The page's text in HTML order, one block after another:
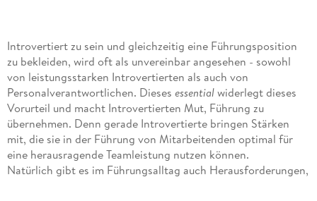
Introvertiert zu sein und gleichzeitig eine Führungsposition
zu bekleiden, wird oft als unvereinbar angesehen - sowohl
von leistungsstarken Introvertierten als auch von
Personalverantwortlichen. Dieses essentialwiderlegt dieses
Vorurteil und macht Introvertierten Mut, Führung zu
übernehmen. Denn gerade Introvertierte bringen Stärken
mit, die sie in der Führung von Mitarbeitenden optimal für
eine herausragende Teamleistung nutzen können.
Natürlich gibt es im Führungsalltag auch Herausforderungen,